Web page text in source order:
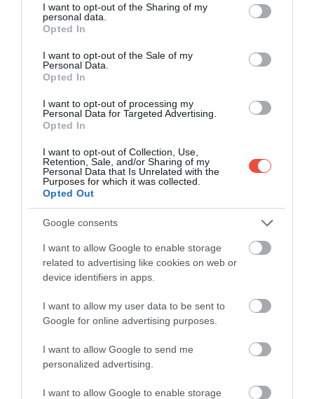
not limited to your visit or usage behaviour. You may click to
grant or deny consent to Google and its third-party tags to
use your data for below specified purposes in below Google
consent section.
I want to opt-out of the Sharing of my
personal data.
Opted In
I want to opt-out of the Sale of my
Personal Data.
Opted In
I want to opt-out of processing my
Personal Data for Targeted Advertising.
Opted In
I want to opt-out of Collection, Use,
Retention, Sale, and/or Sharing of my
Personal Data that Is Unrelated with the
Purposes for which it was collected.
Opted Out
Google consents
I want to allow Google to enable storage
related to advertising like cookies on web or
device identifiers in apps.
I want to allow my user data to be sent to
Google for online advertising purposes.
I want to allow Google to send me
personalized advertising.
I want to allow Google to enable storage
View this post on Instagram
A post shared by Tarragona Turisme (@tarragonaturisme)